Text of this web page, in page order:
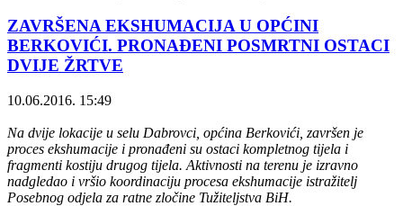
ZAVRŠENA EKSHUMACIJA U OPĆINI
BERKOVIĆI. PRONAĐENI POSMRTNI OSTACI
DVIJE ŽRTVE
10.06.2016. 15:49
Na dvije lokacije u selu Dabrovci, općina Berkovići, završen je
proces ekshumacije i pronađeni su ostaci kompletnog tijela i
fragmenti kostiju drugog tijela. Aktivnosti na terenu je izravno
nadgledao i vršio koordinaciju procesa ekshumacije istražitelj
Posebnog odjela za ratne zločine Tužiteljstva BiH.